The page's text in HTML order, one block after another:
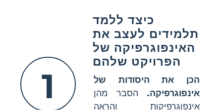
1
כיצד ללמד
תלמידים לעצב את
האינפוגרפיקה של
הפרויקט שלהם
הכן את היסודות של
אינפוגרפיקה. הסבר מהן
אינפוגרפיקות והראה